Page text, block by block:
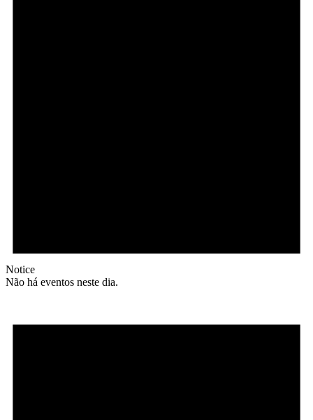
Notice
Não há eventos neste dia.